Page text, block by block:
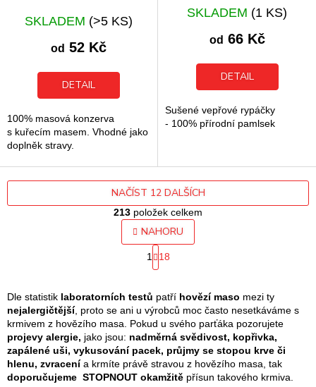
SKLADEM (>5 KS)
od 52 Kč
DETAIL
100% masová konzerva
s kuřecím masem. Vhodné jako
doplněk stravy.
Průměrné
hodnocení
produktu
je
z
SKLADEM (1 KS)
od 66 Kč
DETAIL
Sušené vepřové rypáčky
- 100% přírodní pamlsek
O
v
l
á
a
c
í
p
r
v
k
NAČÍST 12 DALŠÍCH
S
t
r
n
k
o
v
á
n
í
1 18
213 položek celkem
NAHORU
Dle statistik laboratorních testů patří hovězí maso mezi ty
nejalergičtější, proto se ani u výrobců moc často nesetkáváme s
krmivem z hovězího masa. Pokud u svého parťáka pozorujete
projevy alergie, jako jsou: nadměrná svědivost, kopřivka,
zapálené uši, vykusování pacek, průjmy se stopou krve či
hlenu, zvracenía krmíte právě stravou z hovězího masa, tak
doporučujeme STOPNOUT okamžitě přísun takového krmiva.